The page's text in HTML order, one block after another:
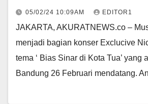
05/02/24 10:09AM EDITOR1
JAKARTA, AKURATNEWS.co –
menjadi bagian konser Exclucive
tema ‘ Bias Sinar di Kota Tua’ yang
Bandung 26 Februari mendatang.